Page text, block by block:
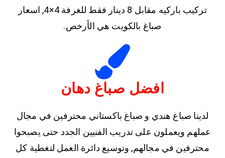
تركيب باركيه مقابل 8 دينار فقط للغرفة 4×4, اسعار
صباغ بالكويت هي الأرخص.
افضل صباغ دهان
لدينا صباغ هندي و صباغ باكستاني محترفين في مجال
عملهم ويعملون على تدريب الفنيين الجدد حتى يصبحوا
محترفين في مجالهم, وتوسيع دائرة العمل لتغطية كل